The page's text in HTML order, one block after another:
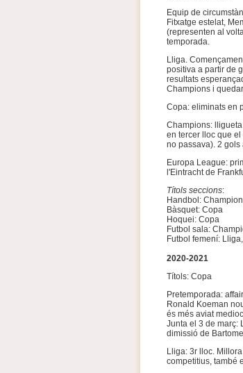
Equip de
Fitxatge estelat,
(representen al
temporada.
Lliga.
positiva a partir de
resultats
Champions i
Copa: eliminats en
Champions:
en tercer lloc que
no passava). 2 gols
Europa League:
l'Eintracht de
Títols seccions:
Handbol:
Bàsquet: Copa
Hoquei: Copa
Futbol sala:
Futbol femení:
2020-2021
Títols: Copa
Pretemporada:
Ronald Koeman
és més aviat
Junta el 3 de març:
dimissió de
Lliga: 3r lloc.
competitius, també